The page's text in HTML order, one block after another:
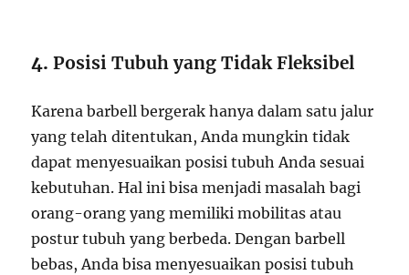
4.Posisi Tubuh yang Tidak Fleksibel
Karena barbell bergerak hanya dalam satu jalur
yang telah ditentukan, Anda mungkin tidak
dapat menyesuaikan posisi tubuh Anda sesuai
kebutuhan. Hal ini bisa menjadi masalah bagi
orang-orang yang memiliki mobilitas atau
postur tubuh yang berbeda. Dengan barbell
bebas, Anda bisa menyesuaikan posisi tubuh